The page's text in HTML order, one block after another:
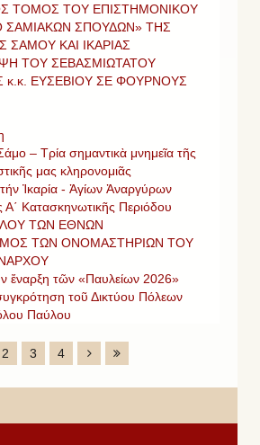
ΤΟΜΟΣ ΤΟΥ ΕΠΙΣΤΗΜΟΝΙΚΟΥ
ΣΑΜΙΑΚΩΝ ΣΠΟΥΔΩΝ» ΤΗΣ
ΚΑΙ ΙΚΑΡΙΑΣ
ΤΟΥ ΣΕΒΑΣΜΙΩΤΑΤΟΥ
ΕΥΣΕΒΙΟΥ ΣΕ ΦΟΥΡΝΟΥΣ
– Τρία σημαντικὰ μνημεῖα τῆς
μας κληρονομιᾶς
Ἰκαρία - Ἁγίων Ἀναργύρων
Α΄ Κατασκηνωτικῆς Περιόδου
ΤΩΝ ΕΘΝΩΝ
ΤΩΝ ΟΝΟΜΑΣΤΗΡΙΩΝ ΤΟΥ
τῶν «Παυλείων 2026»
τοῦ Δικτύου Πόλεων
Παύλου
2 3 4